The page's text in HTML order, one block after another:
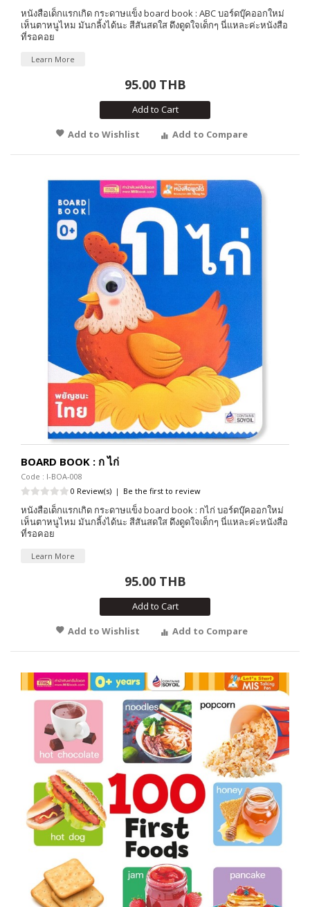
หนังสือเด็กแรกเกิด กระดาษแข็ง board book : ABC บอร์ดบุ๊คออกใหม่
เห็นตาหนูไหม มันกลิ้งได้นะ สีสันสดใส ดึงดูดใจเด็กๆ นี่แหละค่ะหนังสือ
ที่รอคอย
Learn More
95.00 THB
Add to Cart
Add to Wishlist
Add to Compare
BOARD BOOK : ก ไก่
Code : I-BOA-008
0 Review(s) | Be the first to review
หนังสือเด็กแรกเกิด กระดาษแข็ง board book : กไก่ บอร์ดบุ๊คออกใหม่
เห็นตาหนูไหม มันกลิ้งได้นะ สีสันสดใส ดึงดูดใจเด็กๆ นี่แหละค่ะหนังสือ
ที่รอคอย
Learn More
95.00 THB
Add to Cart
Add to Wishlist
Add to Compare